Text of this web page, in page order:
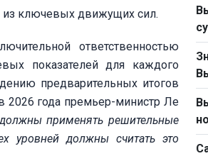
из ключевых движущих сил.
ответственностью
показателей для каждого
предварительных итогов
2026 года премьер-министр Ле
применять решительные
уровней должны считать это